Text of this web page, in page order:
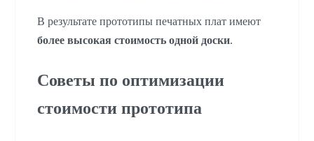
В результате прототипы печатных плат имеют
более высокая стоимость одной доски.
Советы по оптимизации
стоимости прототипа